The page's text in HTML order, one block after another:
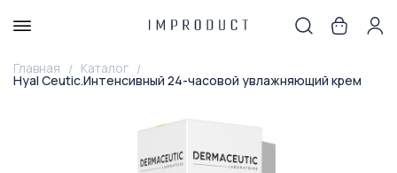
Главная Каталог
Hyal Ceutic.Интенсивный 24-часовой увлажняющий крем